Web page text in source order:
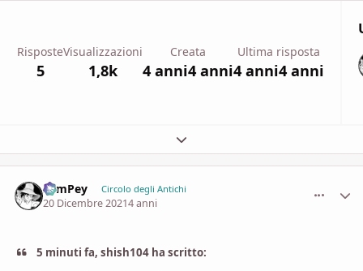
Risposte
5
Visualizzazioni
1,8k
Creata
4 anni4 anni
Ultima risposta
4 anni4 anni
Espandi panoramica del topic
SamPey Circolo degli Antichi
20 Dicembre 20214 anni
5 minuti fa, shish104 ha scritto: